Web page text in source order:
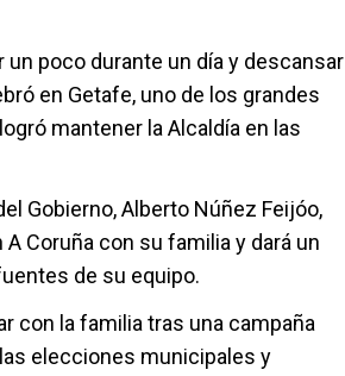
poco durante un día y descansar
en Getafe, uno de los grandes
mantener la Alcaldía en las
Gobierno, Alberto Núñez Feijóo,
Coruña con su familia y dará un
de su equipo.
con la familia tras una campaña
elecciones municipales y